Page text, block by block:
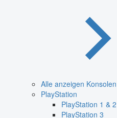
Alle anzeigen
PlayStation
PlayStation 1 & 2
PlayStation 3